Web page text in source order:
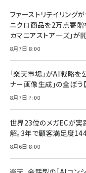
ファーストリテイリン
ニクロ商品を2万点寄贈
カマニアストア―ズ」が
8月7日 8:00
「楽天市場」がAI戦略を
ナー画像生成」の全ぼ
8月7日 7:00
世界23位のメガECが実
解。3年で顧客満足度
8月6日 8:00